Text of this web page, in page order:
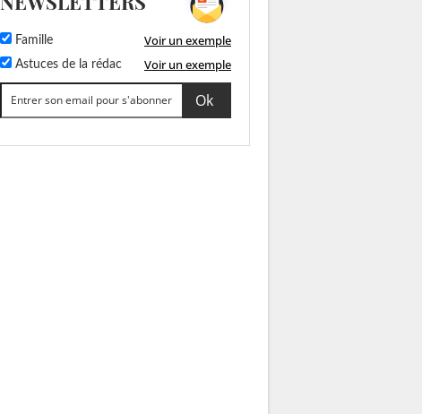
Famille Voir un exemple
Astuces de la rédac Voir un exemple